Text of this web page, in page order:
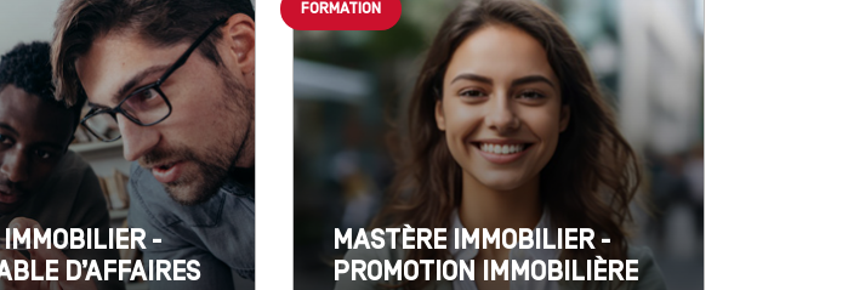
-
D’AFFAIRES
MASTÈRE IMMOBILIER -
PROMOTION IMMOBILIÈRE
FORMATION